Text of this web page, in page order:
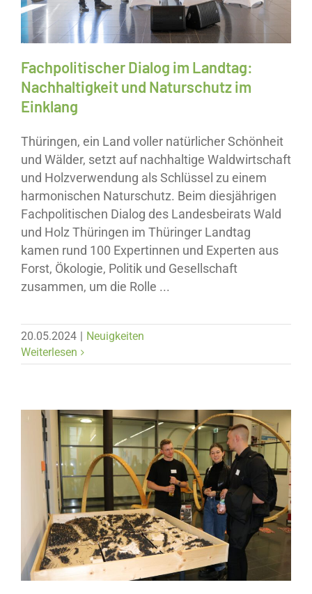
Fachpolitischer Dialog im Landtag:
Nachhaltigkeit und Naturschutz im
Einklang
Thüringen, ein Land voller natürlicher Schönheit
und Wälder, setzt auf nachhaltige Waldwirtschaft
und Holzverwendung als Schlüssel zu einem
harmonischen Naturschutz. Beim diesjährigen
Fachpolitischen Dialog des Landesbeirats Wald
und Holz Thüringen im Thüringer Landtag
kamen rund 100 Expertinnen und Experten aus
Forst, Ökologie, Politik und Gesellschaft
zusammen, um die Rolle ...
20.05.2024
Neuigkeiten
Weiterlesen
Neuigkeiten